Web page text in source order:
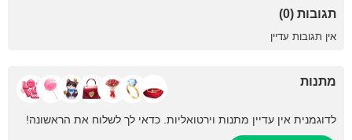
תגובות (0)
אין תגובות עדיין
מתנות
לדוגמנית אין עדיין מתנות וירטואליות. כדאי לך לשלוח את הראשונה!